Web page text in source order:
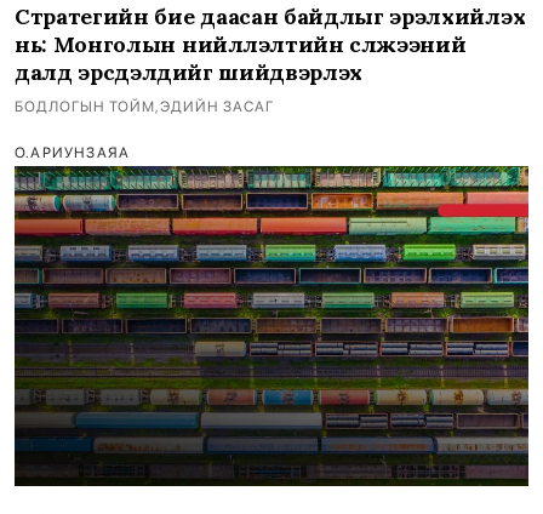
Стратегийн бие даасан байдлыг эрэлхийлэх
нь: Монголын нийлүүлэлтийн сүлжээний
далд эрсдэлүүдийг шийдвэрлэх
БОДЛОГЫН ТОЙМ,ЭДИЙН ЗАСАГ
О.АРИУНЗАЯА